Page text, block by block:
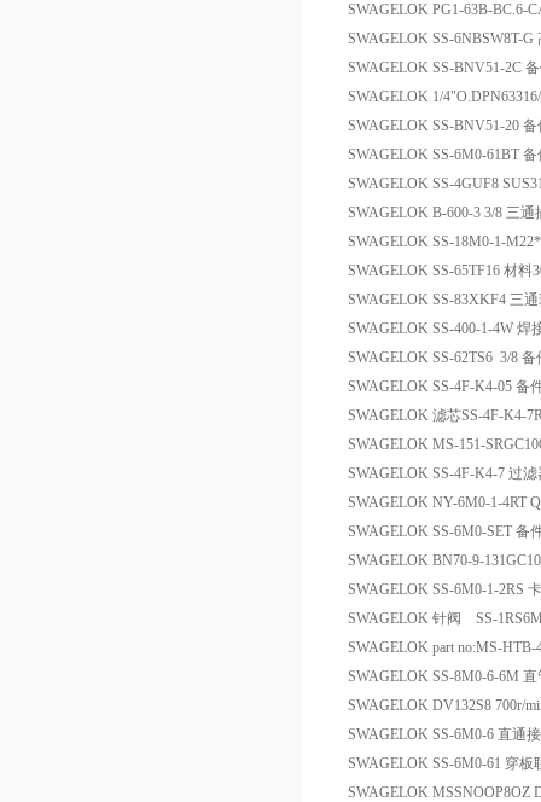
SWAGELOK PG1-63B-BC.6-
SWAGELOK SS-6NBSW8T-G
SWAGELOK SS-BNV51-2C
SWAGELOK 1/
SWAGELOK SS-BNV51-20 备
SWAGELOK SS-6M0-61BT 备
SWAGELOK SS-4GUF8
SWAGELOK B-600-3 3/8 三通
SWAGELOK SS-18M0-1-
SWAGELOK SS-65TF16 材料
SWAGELOK SS-83XKF4 三
SWAGELOK SS-400-1-4W 焊
SWAGELOK SS-62TS6 3/8 备
SWAGELOK SS-4F-K4-05 备
SWAGELOK 滤芯SS-4F-K4-
SWAGELOK MS-151-
SWAGELOK SS-4F-K4-7 过滤
SWAGELOK NY-6M0-1-4RT
SWAGELOK SS-6M0-SET 备
SWAGELOK BN70-9-
SWAGELOK SS-6M0-1-2RS
SWAGELOK 针阀 SS-
SWAGELOK part no:MS-HTB-
SWAGELOK SS-8M0-6-6M
SWAGELOK DV132S8 700r/
SWAGELOK SS-6M0-6 直通
SWAGELOK SS-6M0-61 穿板
SWAGELOK MSSNOOP8OZ